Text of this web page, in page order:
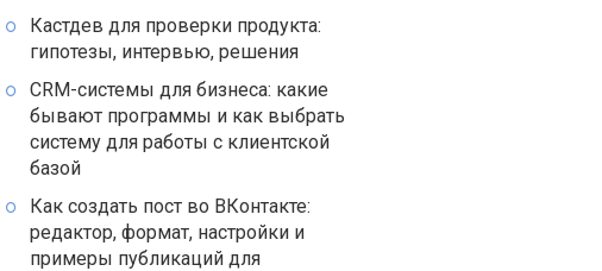
Кастдев для проверки продукта:
гипотезы, интервью, решения
CRM-системы для бизнеса: какие
бывают программы и как выбрать
систему для работы с клиентской
базой
Как создать пост во ВКонтакте:
редактор, формат, настройки и
примеры публикаций для